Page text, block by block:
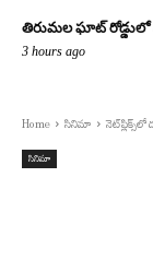
తిరుమల ఘాట్ రోడ్డులో
3 hours ago